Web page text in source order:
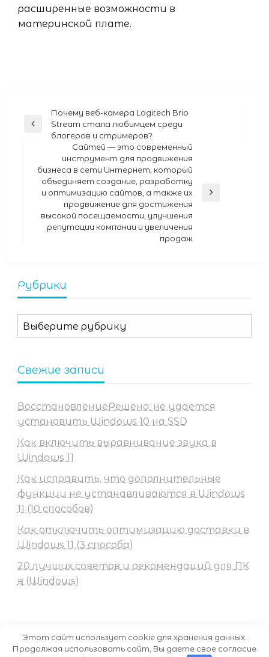
расширенные возможности в
материнской плате.
Навигация
записям
Previous
Почему веб-камера Logitech Brio
Stream стала любимцем среди
блогеров и стримеров?
Next
Сайтей — это современный
инструмент для продвижения
бизнеса в сети Интернет, который
объединяет создание, разработку
и оптимизацию сайтов, а также их
продвижение для достижения
высокой посещаемости, улучшения
репутации компании и увеличения
продаж
Рубрики
Рубрики
Свежие записи
ВосстановлениеРешено: не удается
установить Windows 10 на SSD
Как включить выравнивание звука в
Windows 11
Как исправить, что дополнительные
функции не устанавливаются в Windows
11 (10 способов)
Как отключить оптимизацию доставки в
Windows 11 (3 способа)
20 лучших советов и рекомендаций для ПК
в (Windows)
Этот сайт использует cookie для хранения данных.
Продолжая использовать сайт, Вы даете свое согласие